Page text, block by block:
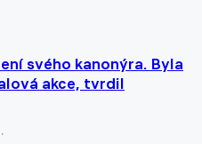
svého kanonýra. Byla
akce, tvrdil